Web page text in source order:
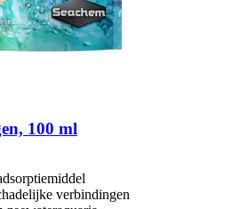
100 ml
verbindingen